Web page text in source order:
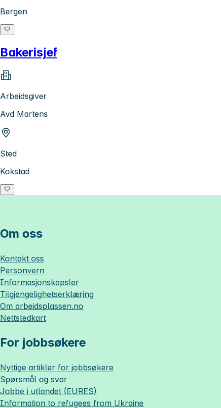
Bergen
Bakerisjef
Arbeidsgiver
Avd Martens
Sted
Kokstad
Om oss
Kontakt oss
Personvern
Informasjonskapsler
Tilgjengelighetserklæring
Om arbeidsplassen.no
Nettstedkart
For jobbsøkere
Nyttige artikler for jobbsøkere
Spørsmål og svar
Jobbe i utlandet (EURES)
Information to refugees from Ukraine